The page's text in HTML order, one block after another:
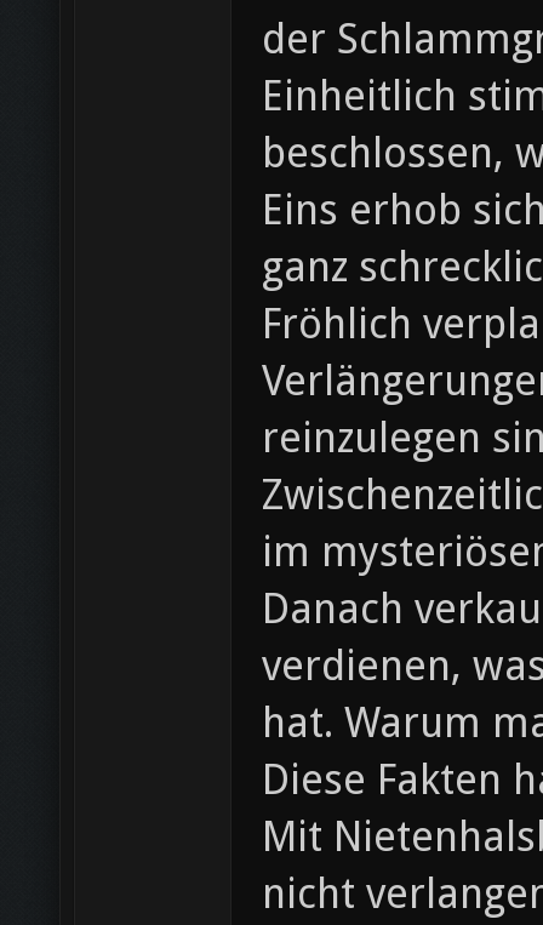
der
Einheitlich
beschlossen,
Eins erhob
ganz
Fröhlich
reinzulegen
im
Danach
verdienen,
hat. Warum
Diese Fakten
Mit
nicht